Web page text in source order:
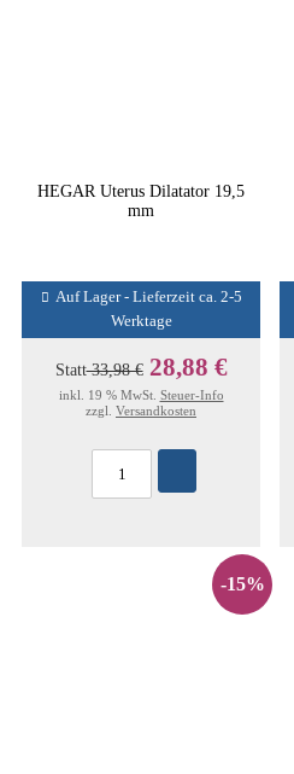
HEGAR Uterus Dilatator 19,5
mm
Auf Lager - Lieferzeit ca. 2-5
Werktage
Statt33,98 € 28,88 €
inkl. 19 % MwSt. Steuer-Info
zzgl. Versandkosten
-15%